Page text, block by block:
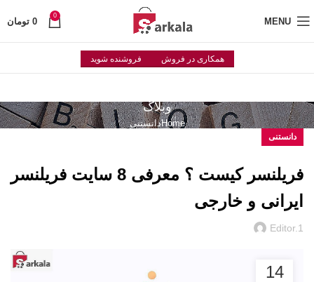
MENU
0
0 تومان
همکاری در فروش فروشنده شوید
وبلاگ
Homeدانستنی
دانستنی
فریلنسر کیست ؟ معرفی 8 سایت فریلنسر
ایرانی و خارجی
Editor.1
14